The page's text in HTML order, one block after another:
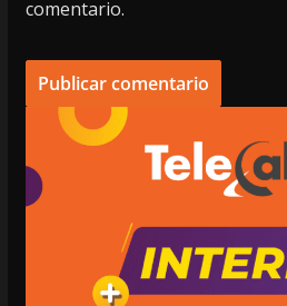
comentario.